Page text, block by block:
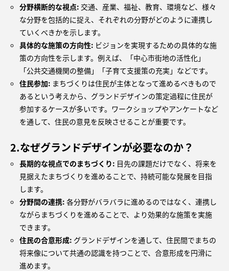
分野横断的な視点: 交通、産業、福祉、教育、環境など、様々
な分野を包括的に捉え、それぞれの分野がどのように連携し
ていくべきかを示します。
具体的な施策の方向性: ビジョンを実現するための具体的な施
策の方向性を示します。例えば、「中心市街地の活性化」
「公共交通機関の整備」「子育て支援策の充実」などです。
住民参加: まちづくりは住民が主体となって進めるべきもので
あるという考えから、グランドデザインの策定過程に住民が
参加するケースが多いです。ワークショップやアンケートなど
を通して、住民の意見を反映させることが重要です。
2.なぜグランドデザインが必要なのか？
長期的な視点でのまちづくり: 目先の課題だけでなく、将来を
見据えたまちづくりを進めることで、持続可能な発展を目指
します。
分野間の連携: 各分野がバラバラに進めるのではなく、連携し
ながらまちづくりを進めることで、より効果的な施策を実施
できます。
住民の合意形成: グランドデザインを通して、住民間でまちの
将来像について共通の認識を持つことで、合意形成を円滑に
進めます。